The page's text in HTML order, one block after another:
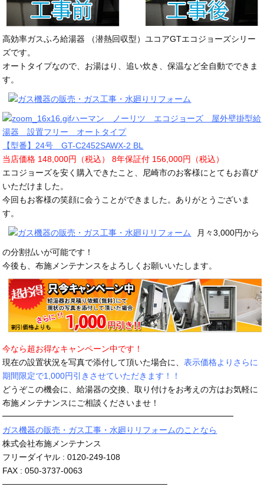
高効率ガスふろ給湯器 （潜熱回収型）ユコアGTエコジョーズシリー
ズです。
オートタイプなので、お湯はり、追い炊き、保温など全自動でできま
す。
ハーマン ノーリツ エコジョーズ 屋外壁掛型給
湯器 設置フリー オートタイプ
【型番】24号 GT-C2452SAWX-2 BL
当店価格 148,000円（税込） 8年保証付 156,000円（税込）
エコジョーズを安く購入できたこと、尼崎市のお客様にとてもお喜び
いただけました。
今回もお客様の笑顔に会うことができました。ありがとうございま
す。
月々3,000円から
の分割払いが可能です！
今後も、布施メンテナンスをよろしくお願いいたします。
今なら超お得なキャンペーン中です！
現在の設置状況を写真で添付して頂いた場合に、表示価格よりさらに
期間限定で1,000円引きさせていただきます！！
どうぞこの機会に、給湯器の交換、取り付けをお考えの方はお気軽に
布施メンテナンスにご相談くださいませ！
━━━━━━━━━━━━━━━━━━━━━━━━━━━━
ガス機器の販売・ガス工事・水廻りリフォームのことなら
株式会社布施メンテナンス
フリーダイヤル : 0120-249-108
FAX : 050-3737-0063
────────────────────────────